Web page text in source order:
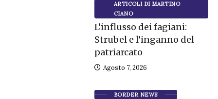
ARTICOLI DI MARTINO
CIANO
L’influsso dei fagiani:
Strubel e l’inganno del
patriarcato
Agosto 7, 2026
BORDER NEWS